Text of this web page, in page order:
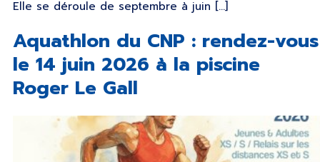
Elle se déroule de septembre à juin […]
Aquathlon du CNP : rendez-vous
le 14 juin 2026 à la piscine
Roger Le Gall